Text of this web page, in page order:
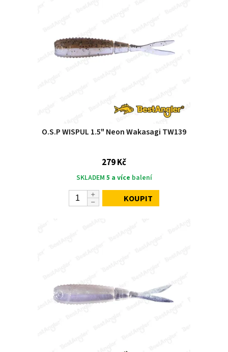
O.S.P WISPUL 1.5" Neon Wakasagi TW139
279 Kč
SKLADEM 5 a více balení
KOUPIT